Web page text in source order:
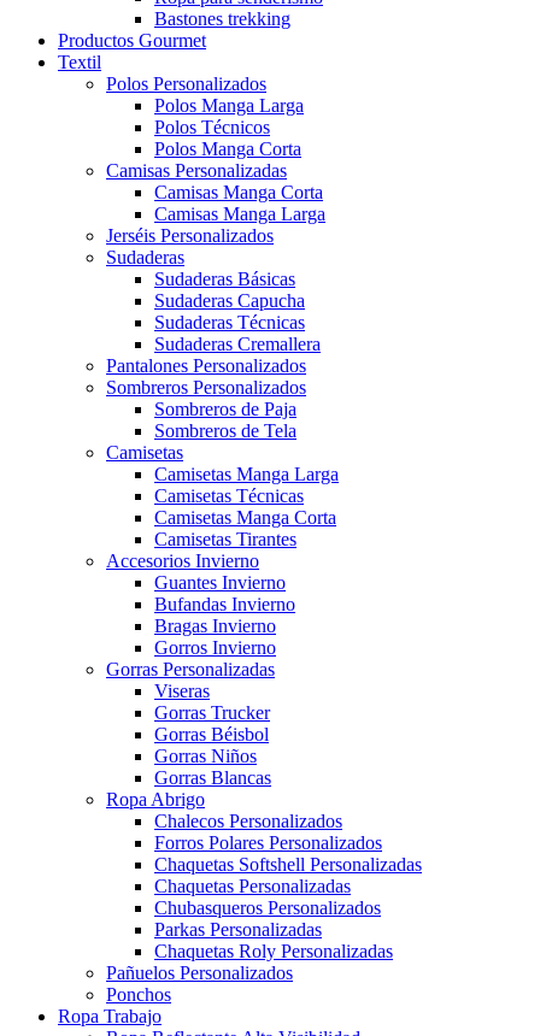
Bastones trekking
Productos Gourmet
Textil
Polos Personalizados
Polos Manga Larga
Polos Técnicos
Polos Manga Corta
Camisas Personalizadas
Camisas Manga Corta
Camisas Manga Larga
Jerséis Personalizados
Sudaderas
Sudaderas Básicas
Sudaderas Capucha
Sudaderas Técnicas
Sudaderas Cremallera
Pantalones Personalizados
Sombreros Personalizados
Sombreros de Paja
Sombreros de Tela
Camisetas
Camisetas Manga Larga
Camisetas Técnicas
Camisetas Manga Corta
Camisetas Tirantes
Accesorios Invierno
Guantes Invierno
Bufandas Invierno
Bragas Invierno
Gorros Invierno
Gorras Personalizadas
Viseras
Gorras Trucker
Gorras Béisbol
Gorras Niños
Gorras Blancas
Ropa Abrigo
Chalecos Personalizados
Forros Polares Personalizados
Chaquetas Softshell Personalizadas
Chaquetas Personalizadas
Chubasqueros Personalizados
Parkas Personalizadas
Chaquetas Roly Personalizadas
Pañuelos Personalizados
Ponchos
Ropa Trabajo